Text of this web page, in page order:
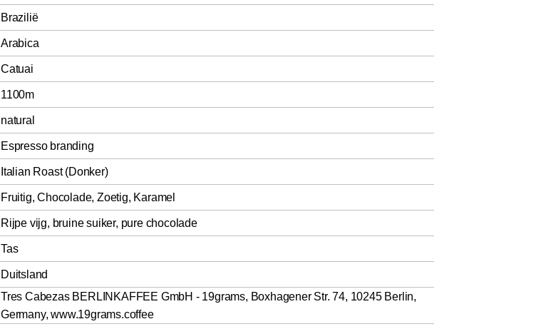
Brazilië
Arabica
Catuai
1100m
natural
Espresso branding
Italian Roast (Donker)
Fruitig, Chocolade, Zoetig, Karamel
Rijpe vijg, bruine suiker, pure chocolade
Tas
Duitsland
Tres Cabezas BERLINKAFFEE GmbH - 19grams, Boxhagener Str. 74, 10245 Berlin,
Germany, www.19grams.coffee